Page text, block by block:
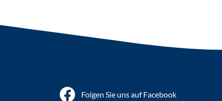
Folgen Sie uns auf Facebook